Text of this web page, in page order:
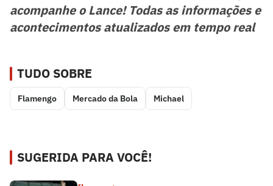
acompanhe o Lance! Todas as informações e
acontecimentos atualizados em tempo real
TUDO SOBRE
Flamengo Mercado da Bola Michael
SUGERIDA PARA VOCÊ!